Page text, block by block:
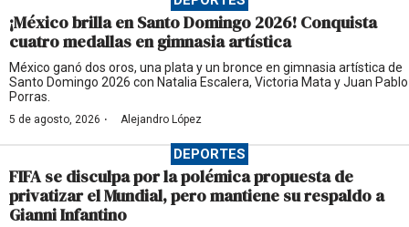
¡México brilla en Santo Domingo 2026! Conquista
cuatro medallas en gimnasia artística
México ganó dos oros, una plata y un bronce en gimnasia artística de
Santo Domingo 2026 con Natalia Escalera, Victoria Mata y Juan Pablo
Porras.
5 de agosto, 2026 · Alejandro López
DEPORTES
FIFA se disculpa por la polémica propuesta de
privatizar el Mundial, pero mantiene su respaldo a
Gianni Infantino